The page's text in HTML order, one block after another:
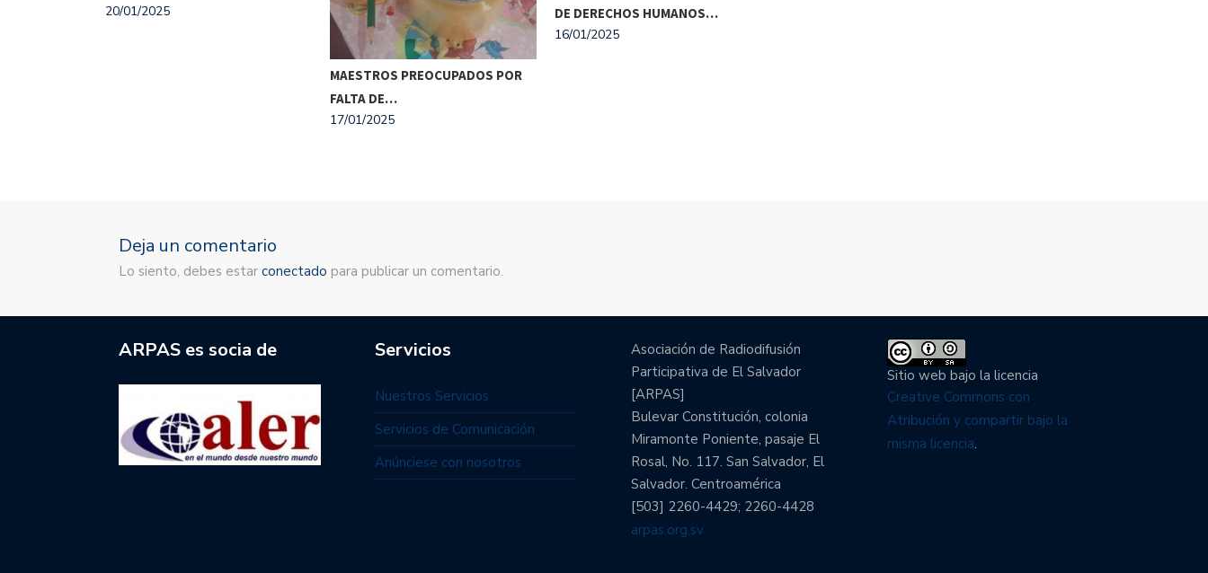
MAESTROS PREOCUPADOS POR
DE DERECHOS HUMANOS…
16/01/2025
20/03/2024
Deja un comentario
Lo siento, debes estar conectado para publicar un comentario.
ARPAS es socia de Servicios
Nuestros Servicios
Servicios de Comunicación
Anúnciese con nosotros
Asociación de Radiodifusión
Participativa de El Salvador
[ARPAS]
Bulevar Constitución, colonia
Miramonte Poniente, pasaje El
Rosal, No. 117. San Salvador, El
Salvador. Centroamérica
[503] 2260-4429; 2260-4428
arpas.org.sv
Sitio web bajo la licencia
Creative Commons con
Atribución y compartir bajo la
misma licencia.